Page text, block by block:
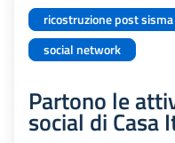
ricostruzione post sisma
social network
Partono le
social di Casa